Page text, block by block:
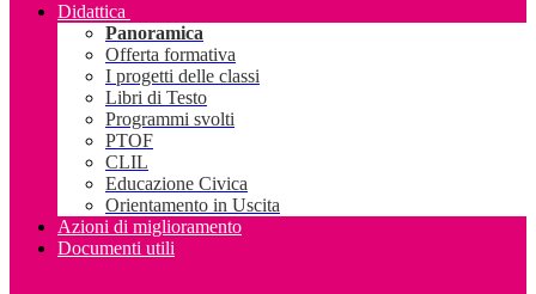
Didattica
Panoramica
Offerta formativa
I progetti delle classi
Libri di Testo
Programmi svolti
PTOF
CLIL
Educazione Civica
Orientamento in Uscita
Azioni di miglioramento
Documenti utili